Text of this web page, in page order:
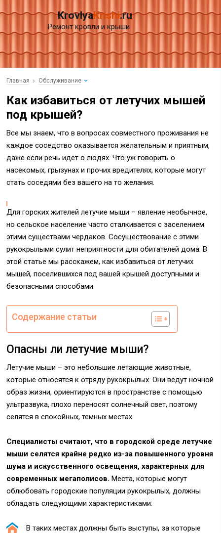
KrovlyaKrishi.ru
Ремонт кровли и крыши
Главная Обслуживание
Как избавиться от летучих мышей
под крышей?
Все мы знаем, что в вопросах совместного проживания не
каждое соседство оказывается желательным и приятным,
даже если речь идет о людях. Что уж говорить о
насекомых, грызунах и прочих вредителях, которые могут
стать соседями без вашего на то желания.
Для горских жителей летучие мыши – явление необычное,
но сельское население часто сталкивается с заселением
этими существами чердаков. Сосуществование с этими
рукокрылыми сулит неприятности для обитателей дома. В
этой статье мы расскажем, как избавиться от летучих
мышей, поселившихся под вашей крышей доступными и
безопасными способами.
Содержание статьи
Опасны ли летучие мыши?
Летучие мыши – это небольшие летающие животные,
которые относятся к отряду рукокрылых. Они ведут ночной
образ жизни, ориентируются в пространстве с помощью
ультразвука, плохо переносят солнечный свет, поэтому
селятся в спокойных, темных местах.
Специалисты считают, что в городской среде летучие
мыши селятся крайне редко из-за повышенного уровня
шума и искусственного освещения, характерных для
современных мегаполисов. Места, которые могут
облюбовать городские популяции рукокрылых, должны
обладать следующими характеристиками:
В таких местах должны быть выступы, за которые